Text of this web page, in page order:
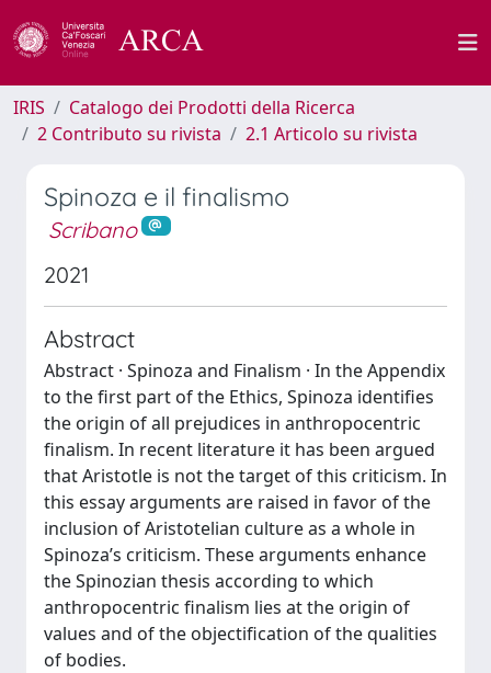
IRIS
Catalogo dei Prodotti della Ricerca
2 Contributo su rivista
2.1 Articolo su rivista
Spinoza e il finalismo
Scribano
2021
Abstract
Abstract · Spinoza and Finalism · In the Appendix
to the first part of the Ethics, Spinoza identifies
the origin of all prejudices in anthropocentric
finalism. In recent literature it has been argued
that Aristotle is not the target of this criticism. In
this essay arguments are raised in favor of the
inclusion of Aristotelian culture as a whole in
Spinoza’s criticism. These arguments enhance
the Spinozian thesis according to which
anthropocentric finalism lies at the origin of
values and of the objectification of the qualities
of bodies.